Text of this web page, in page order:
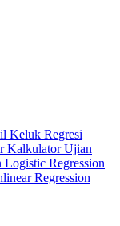
Keluk Regresi
r KalkulatorUjian
Logistic Regression
Regression